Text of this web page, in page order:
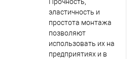
Прочность,
эластичность и
простота монтажа
позволяют
использовать их на
предприятиях и в